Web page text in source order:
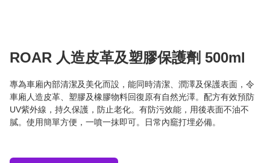
ROAR 人造皮革及塑膠保護劑 500ml
專為車廂內部清潔及美化而設，能同時清潔、潤澤及保護表面，令
車廂人造皮革、塑膠及橡膠物料回復原有自然光澤。配方有效預防
UV紫外線，持久保護，防止老化。有防污效能，用後表面不油不
膩。使用簡單方便，一噴一抹即可。日常內竉打埋必備。